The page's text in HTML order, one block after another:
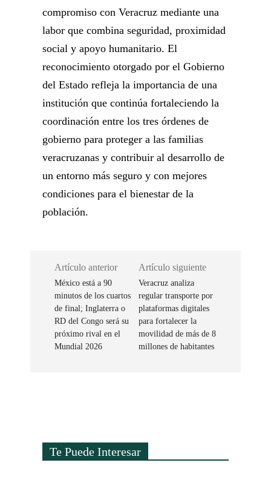
compromiso con Veracruz mediante una
labor que combina seguridad, proximidad
social y apoyo humanitario. El
reconocimiento otorgado por el Gobierno
del Estado refleja la importancia de una
institución que continúa fortaleciendo la
coordinación entre los tres órdenes de
gobierno para proteger a las familias
veracruzanas y contribuir al desarrollo de
un entorno más seguro y con mejores
condiciones para el bienestar de la
población.
Artículo anterior
México está a 90
minutos de los cuartos
de final; Inglaterra o
RD del Congo será su
próximo rival en el
Mundial 2026
Artículo siguiente
Veracruz analiza
regular transporte por
plataformas digitales
para fortalecer la
movilidad de más de 8
millones de habitantes
Te Puede Interesar